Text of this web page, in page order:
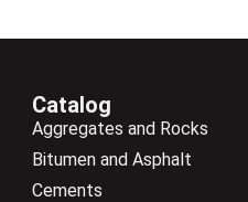
Catalog
Aggregates and Rocks
Bitumen and Asphalt
Cements